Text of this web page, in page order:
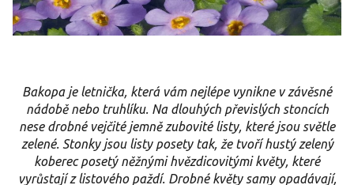
Bakopa je letnička, která vám nejlépe vynikne v závěsné
nádobě nebo truhlíku. Na dlouhých převislých stoncích
nese drobné vejčité jemně zubovité listy, které jsou světle
zelené. Stonky jsou listy posety tak, že tvoří hustý zelený
koberec posetý něžnými hvězdicovitými květy, které
vyrůstají z listového paždí. Drobné květy samy opadávají,